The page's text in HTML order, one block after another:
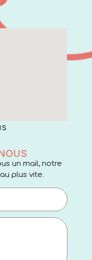
un mail, notre
plus vite.